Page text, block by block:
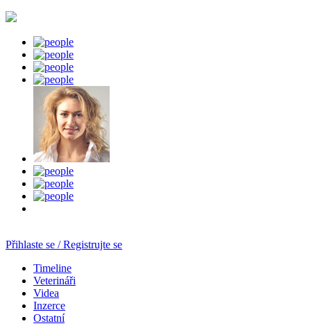
Přihlaste se / Registrujte se
Timeline
Veterináři
Videa
Inzerce
Ostatní